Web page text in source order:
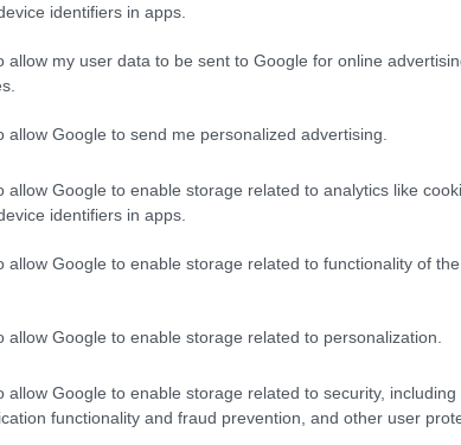
identifiers in apps.
allow my user data to be sent to Google for online
allow Google to send me personalized advertising.
allow Google to enable storage related to analytics like
identifiers in apps.
allow Google to enable storage related to functionality of
allow Google to enable storage related to personalization.
allow Google to enable storage related to security, including
functionality and fraud prevention, and other user
A SZIGETEN
a Lángoló!
, ahol az eddigieknél jóval több tartalom vár!
köztük azt a Kornt, ami legutóbb 2012-ben
megjelentette tizenegyedik stúdióalbumat,
), aminek bővített változata idén júliusban fog
be a zenekar, de egyelőre még csak a
felvennie az adást, itt meghallgatható. Íme